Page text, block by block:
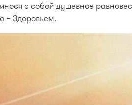
с собой душевное
– Здоровьем.